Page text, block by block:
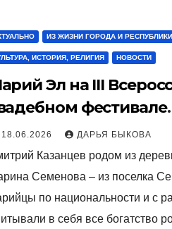
ИЗ ЖИЗНИ ГОРОДА И РЕСПУБЛИКИ
ИСТОРИЯ, РЕЛИГИЯ НОВОСТИ
Эл на III
фестивале
молодая
Медведево
18.06.2026 ДАРЬЯ БЫКОВА
Казанцев родом из
Семенова – из поселка
по национальности и с
в себя все богатство